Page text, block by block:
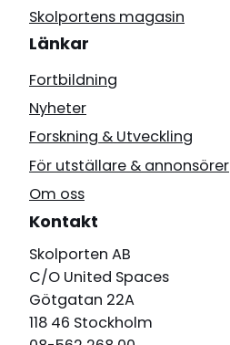
Skolportens magasin
Länkar
Fortbildning
Nyheter
Forskning & Utveckling
För utställare & annonsörer
Om oss
Kontakt
Skolporten AB
C/O United Spaces
Götgatan 22A
118 46 Stockholm